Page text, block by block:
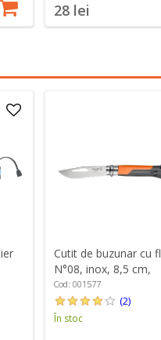
28 lei
Cutit de buzunar cu
N°08, inox, 8,5 cm,
"Outdoor", Soft
Opinel
Cod: 001577
(2)
În stoc